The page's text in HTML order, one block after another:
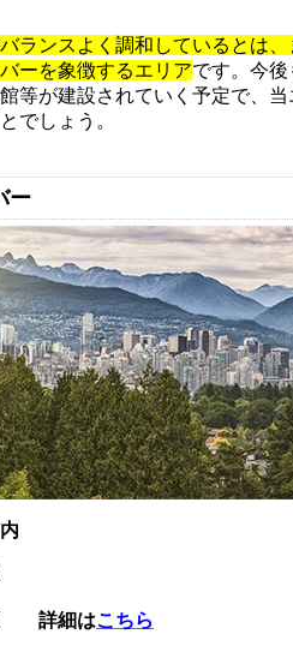
ランスよく調和しているとは
ーを象徴するエリアです。今
等が建設されていく予定で、
でしょう。
ー
詳細はこちら